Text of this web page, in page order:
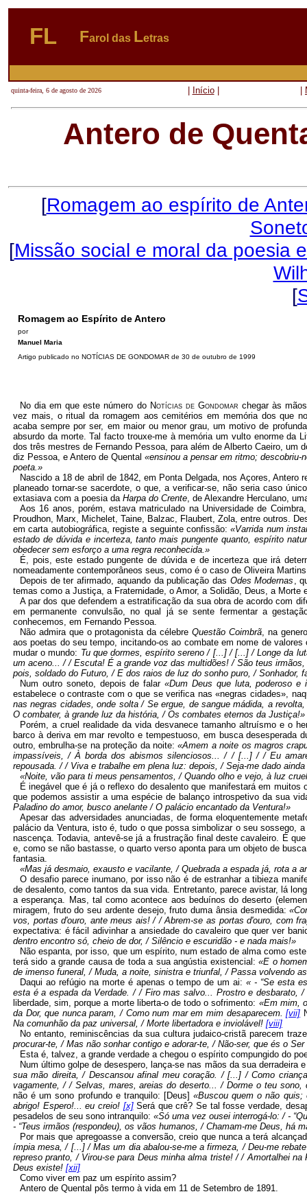
FL Farol das Letras
quinta-feira, 6 de agosto de 2026 Início|
Antero de
[Romagem ao espírito de
[Missão social e moral da poesia
[
Romagem ao Espírito deAntero
por
Manuel Maria
Artigo publicado no NOTÍCIAS DE GONDOMAR de 30 de outubro de 1999
No dia em que este número do Notícias de Gondomar chegar às
vez mais, o ritual da romagem aos cemitérios em memória dos que
acaba sempre por ser, em maior ou menor grau, um motivo de
absurdo da morte. Tal facto trouxe-me à memória um vulto enorme da
dos três mestres de Fernando Pessoa, para além de Alberto Caeiro, um
diz Pessoa, e Antero de Quental «ensinou a pensar em ritmo;
poeta.»
Nascido a 18 de abril de 1842, em Ponta Delgada, nos Açores, Antero
planeado tornar-se sacerdote, o que, a verificar-se, não seria caso
extasiava com a poesia da Harpa do Crente, de Alexandre Herculano,
Aos 16 anos, porém, estava matriculado na Universidade de
Proudhon, Marx, Michelet, Taine, Balzac, Flaubert, Zola, entre outros.
em carta autobiográfica, registe a seguinte confissão:«Varrida num
estado de dúvida e incerteza, tanto mais pungente quanto, espírito
obedecer sem esforço a uma regra reconhecida.»
É, pois, este estado pungente de dúvida e de incerteza que irá
nomeadamente contemporâneos seus, como é o caso de Oliveira
Depois de ter afirmado, aquando da publicação das Odes Modernas ,
temas como a Justiça, a Fraternidade, o Amor, a Solidão, Deus, a
A par dos que defendem a estratificação da sua obra de acordo com
em permanente convulsão, no qual já se sente fermentar a
conhecemos, em Fernando Pessoa.
Não admira que o protagonista da célebreQuestão Coimbrã, na
aos poetas do seu tempo, incitando-os ao combate em nome de
mudar o mundo: Tu que dormes, espírito sereno / [... ]/ [... ]/ Longe da
um aceno... / / Escuta! É a grande voz das multidões! / São teus
pois, soldado do Futuro, / E dos raios de luz do sonho puro, / Sonhador,
Num outro soneto, depois de falar«Dum Deus que luta, poderoso e
estabelece o contraste com o que se verifica nas «negras cidades»,
nas negras cidades, onde solta / Se ergue, de sangue mádida, a
O combater, à grande luz da história, / Os combates eternos da Justiça!»
Porém, a cruel realidade da vida desvanece tamanho altruísmo e o
barco à deriva em mar revolto e tempestuoso, em busca
outro, embrulha-se na proteção da noite:«Amem a noite os magros
impassíveis, / À borda dos abismos silenciosos... / / [... ]/ / Eu
repousada. / / Viva e trabalhe em plena luz: depois, / Seja-me dado
«Noite, vão para ti meus pensamentos, / Quando olho e vejo, à luz
É inegável que é já o reflexo do desalento que manifestará em
que podemos assistir a uma espécie de balanço introspetivo da sua
Paladino do amor, busco anelante / O palácio encantado da Ventura!»
Apesar das adversidades anunciadas, de forma eloquentemente
palácio da Ventura, isto é, tudo o que possa simbolizar o seu sossego,
nascença. Todavia, antevê-se já a frustração final deste cavaleiro. É
e, como se não bastasse, o quarto verso aponta para um objeto de
fantasia.
«Mas já desmaio, exausto e vacilante, / Quebrada a espada já, rota a
O desafio parece inumano, por isso não é de estranhar a tibieza
de desalento, como tantos da sua vida. Entretanto, parece avistar, lá
a esperança. Mas, tal como acontece aos beduínos do deserto
miragem, fruto do seu ardente desejo, fruto duma ânsia desmedida:
vos, portas d'ouro, ante meus ais! / / Abrem-se as portas d'ouro, com
expectativa: é fácil adivinhar a ansiedade do cavaleiro que quer ver
dentro encontro só, cheio de dor, / Silêncio e escuridão - e nada mais!»
Não espanta, por isso, que um espírito, num estado de alma como
terá sido a grande causa de toda a sua angústia existencial:«E o
de imenso funeral, / Muda, a noite, sinistra e triunfal, / Passa volvendo
Daqui ao refúgio na morte é apenas o tempo de um ai:«- “Se esta
esta é a espada da Verdade. / / Firo mas salvo... Prostro e
liberdade, sim, porque a morte liberta-o de todo o sofrimento: «Em mim,
da Dor, que nunca param, / Como num mar em mim desaparecem.[vii]
Na comunhão da paz universal, / Morte libertadora e inviolável! [viii]
No entanto, reminiscências da sua cultura judaico-cristã parecem
procurar-te, / Mas não sonhar contigo e adorar-te, / Não-ser, que és o
Esta é, talvez, a grande verdade a chegou o espírito compungido do
Num último golpe de desespero, lança-se nas mãos da sua
sua mão direita, / Descansou afinal meu coração. /[... ] / Como
vagamente, / / Selvas, mares, areias do deserto... / Dorme o teu
não é um sono profundo e tranquilo: [Deus] «Buscou quem o não
abrigo! Espero!... eu creio! [x]Será que crê? Se tal fosse verdade,
pesadelos de seu sono intranquilo:«Só uma vez ousei interrogá-lo: /-
- “Teus irmãos (respondeu), os vãos humanos, / Chamam-me Deus,
Por mais que apregoasse a conversão, creio que nunca a terá
ímpia mesa, / [... ]/ Mas um dia abalou-se-me a firmeza, / Deu-me
represo pranto, / Virou-se para Deus minha alma triste! / / Amortalhei
Deus existe! [xii]
Como viver em paz um espírito assim?
Antero de Quental pôs termo à vida em 11 de Setembro de 1891.